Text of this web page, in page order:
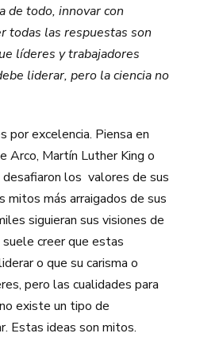
de todo, innovar con
todas las respuestas son
líderes y trabajadores
liderar, pero la ciencia no
por excelencia. Piensa en
Arco, Martín Luther King o
los valores de sus
mitos más arraigados de sus
siguieran sus visiones de
creer que estas
o que su carisma o
pero las cualidades para
existe un tipo de
Estas ideas son mitos.